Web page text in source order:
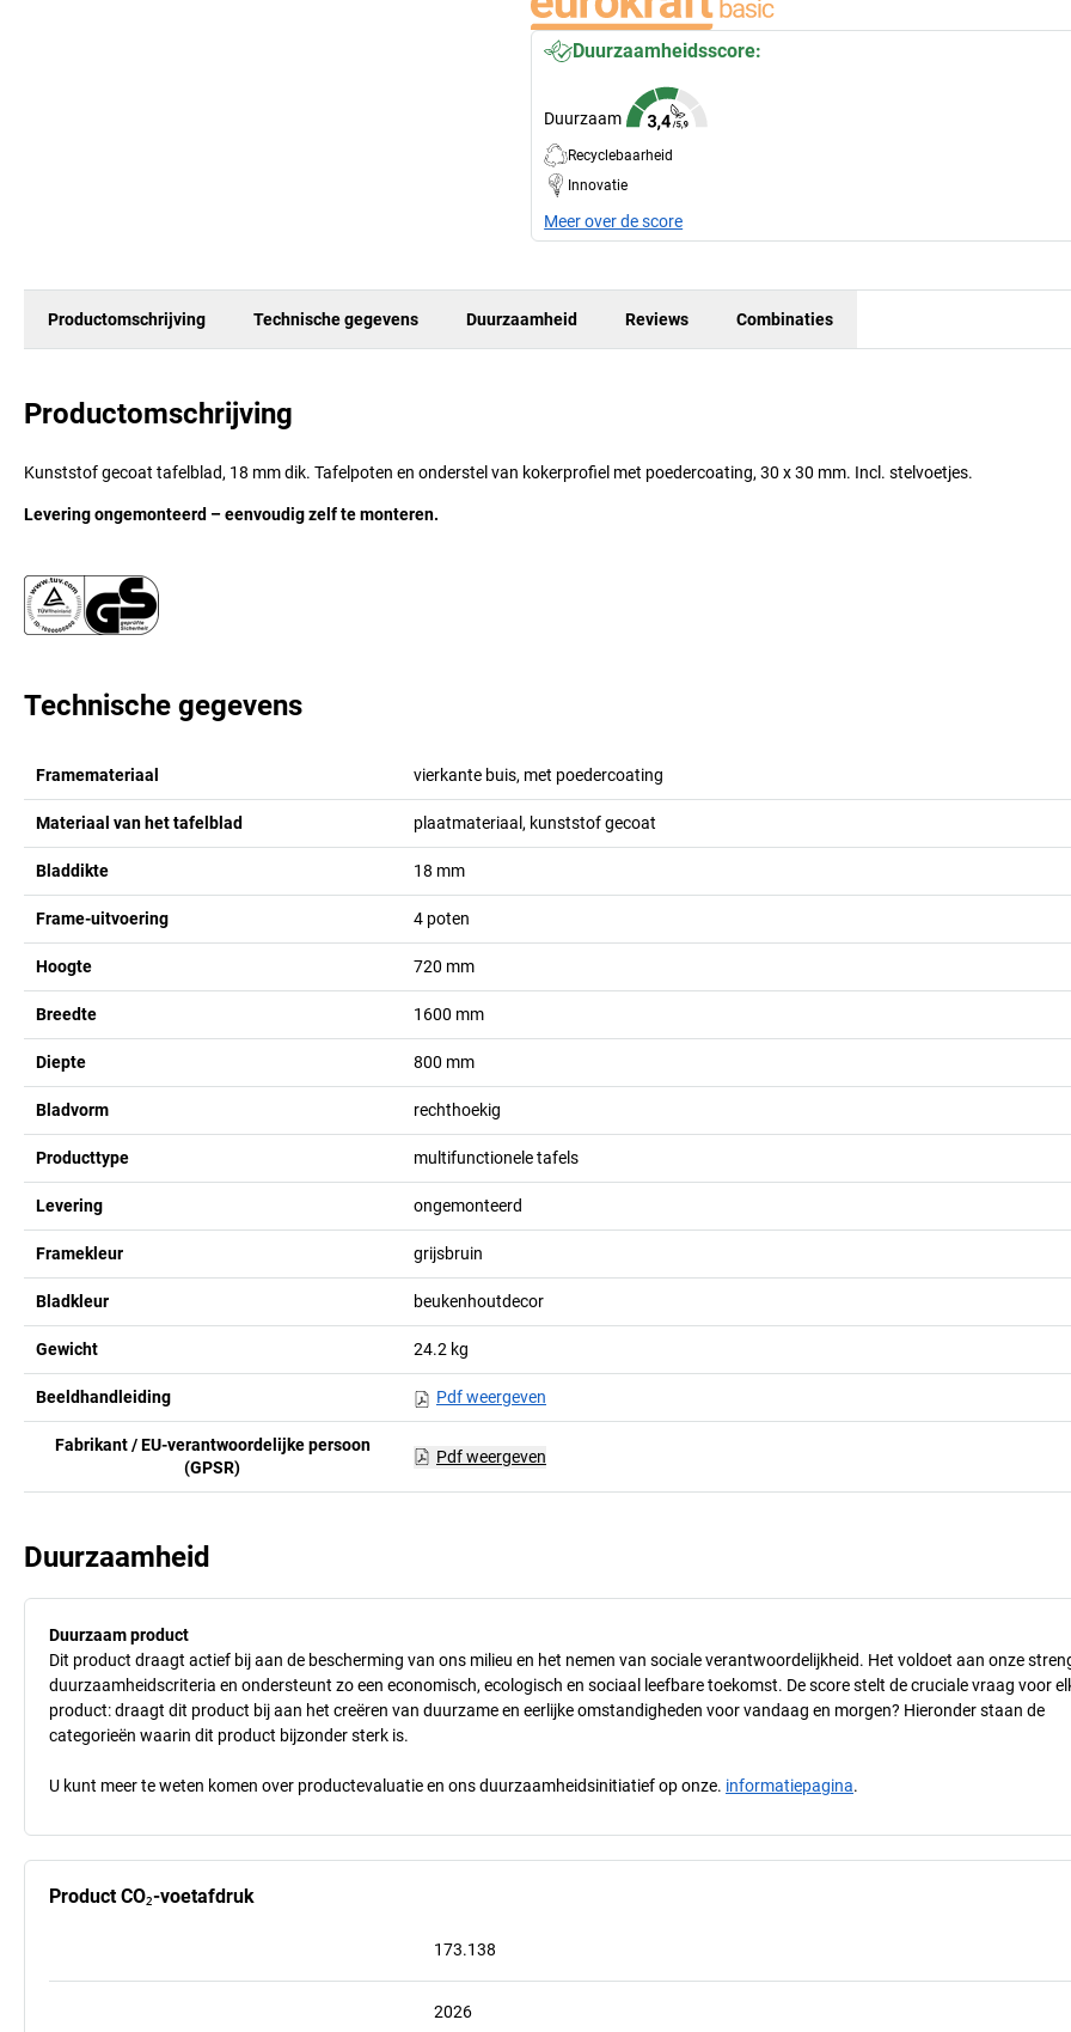
Duurzaamheidsscore:
Duurzaam
Recyclebaarheid
Innovatie
Meer over de score
Productomschrijving Technische gegevens Duurzaamheid Reviews Combinaties
Productomschrijving
Kunststof gecoat tafelblad, 18 mm dik. Tafelpoten en onderstel van kokerprofiel met poedercoating, 30 x 30 mm. Incl. stelvoetjes.
Levering ongemonteerd – eenvoudig zelf te monteren.
Technische gegevens
Framemateriaal vierkante buis, met poedercoating
Materiaal van het tafelblad plaatmateriaal, kunststof gecoat
Bladdikte 18 mm
Frame-uitvoering 4 poten
Hoogte 720 mm
Breedte 1600 mm
Diepte 800 mm
Bladvorm rechthoekig
Producttype multifunctionele tafels
Levering ongemonteerd
Framekleur grijsbruin
Bladkleur beukenhoutdecor
Gewicht 24.2 kg
Beeldhandleiding Pdf weergeven
Fabrikant / EU-verantwoordelijke persoon
(GPSR)
Pdf weergeven
Duurzaamheid
Duurzaam product
Dit product draagt actief bij aan de bescherming van ons milieu en het nemen van sociale verantwoordelijkheid. Het voldoet aan onze
duurzaamheidscriteria en ondersteunt zo een economisch, ecologisch en sociaal leefbare toekomst. De score stelt de cruciale vraag voor
product: draagt dit product bij aan het creëren van duurzame en eerlijke omstandigheden voor vandaag en morgen? Hieronder staan de
categorieën waarin dit product bijzonder sterk is.
U kunt meer te weten komen over productevaluatie en ons duurzaamheidsinitiatief op onze. informatiepagina.
Product CO₂-voetafdruk
173.138
2026